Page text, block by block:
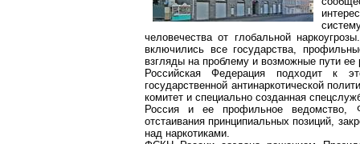
человечества от глобальной
включились все государства,
взгляды на проблему и возможные пути ее
Российская Федерация подходит к
государственной антинаркотической
комитет и специально созданная
Россия и ее профильное ведомство,
отстаивания принципиальных позиций,
над наркотиками.